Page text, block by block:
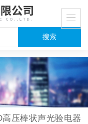
高压棒状声光验电器